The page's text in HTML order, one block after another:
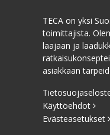
TECA on yksi
toimittajista.
laajaan ja
asiakkaan
Käyttöehdot
Evästeasetukset